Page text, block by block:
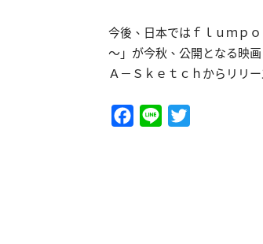
今後、日本ではｆｌｕｍｐ
～」が今秋、公開となる映
Ａ－Ｓｋｅｔｃｈからリリ
Facebook
Line